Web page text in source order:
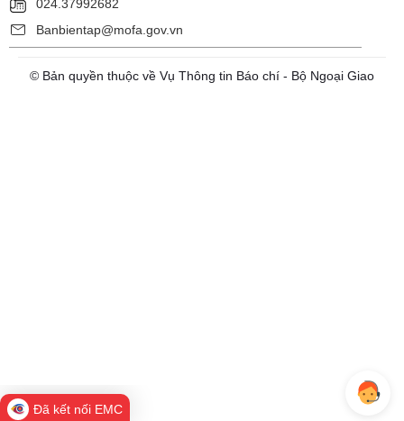
024.37992682
Banbientap@mofa.gov.vn
© Bản quyền thuộc về Vụ Thông tin Báo chí - Bộ Ngoại Giao
Đã kết nối EMC